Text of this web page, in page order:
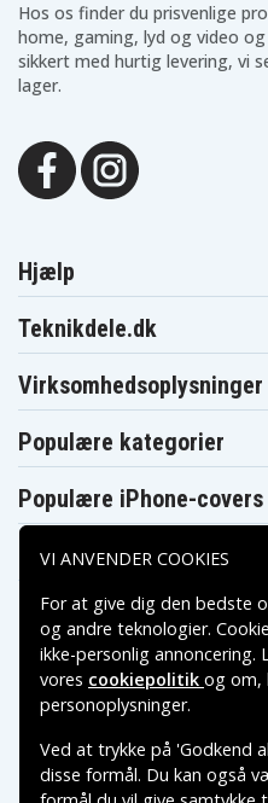
Hos os finder du prisvenlige
home, gaming, lyd og video
sikkert med hurtig levering, vi
lager.
Hjælp
Teknikdele.dk
Virksomhedsoplysninger
Populære kategorier
Populære iPhone-covers
Populære Samsung-
Betalingsmuligheder
Leveringsmuligheder
VI ANVENDER COOKIES
For at give dig den bedste
og andre teknologier.
ikke-personlig
vores cookiepolitik og om,
personoplysninger.
Ved at trykke på 'Godkend
disse formål. Du kan også